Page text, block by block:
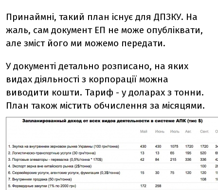
Принаймні, такий план існує для ДПЗКУ. На
жаль, сам документ ЕП не може опубліквати,
але зміст його ми можемо передати.
У документі детально розписано, на яких
видах діяльності з корпорації можна
виводити кошти. Тариф - у доларах з тонни.
План також містить обчислення за місяцями.